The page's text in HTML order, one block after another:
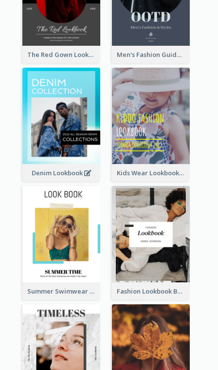
The Red Gown Lookbook Men's Fashion Guide Lookbook
Denim Lookbook Kids Wear Lookbook
Summer Swimwear Lookbook Fashion Lookbook Business Portfolio